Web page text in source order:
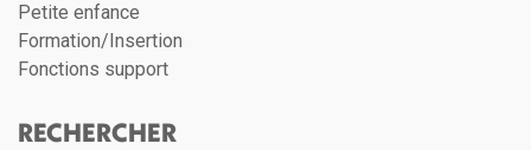
Petite enfance
Formation/Insertion
Fonctions support
RECHERCHER